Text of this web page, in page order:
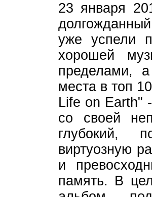
23 января
уже успели
хорошей
пределами,
места в топ
Life on Earth"
со своей
глубокий,
виртуозную
и
память. В